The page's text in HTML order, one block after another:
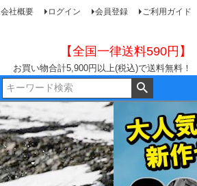
会社概要 ログイン 会員登録 ご利用ガイド
【全国一律送料590円】
お買い物合計5,900円以上(税込)で送料無料！